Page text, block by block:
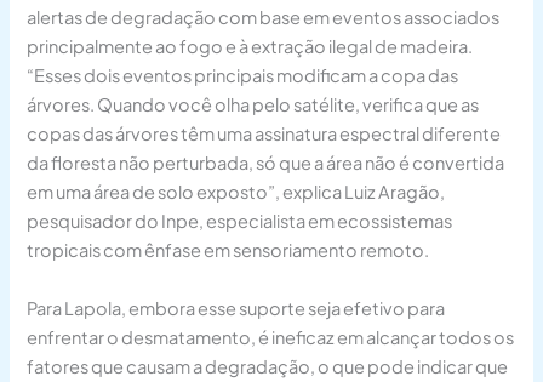
alertas de degradação com base em eventos associados
principalmente ao fogo e à extração ilegal de madeira.
“Esses dois eventos principais modificam a copa das
árvores. Quando você olha pelo satélite, verifica que as
copas das árvores têm uma assinatura espectral diferente
da floresta não perturbada, só que a área não é convertida
em uma área de solo exposto”, explica Luiz Aragão,
pesquisador do Inpe, especialista em ecossistemas
tropicais com ênfase em sensoriamento remoto.
Para Lapola, embora esse suporte seja efetivo para
enfrentar o desmatamento, é ineficaz em alcançar todos os
fatores que causam a degradação, o que pode indicar que